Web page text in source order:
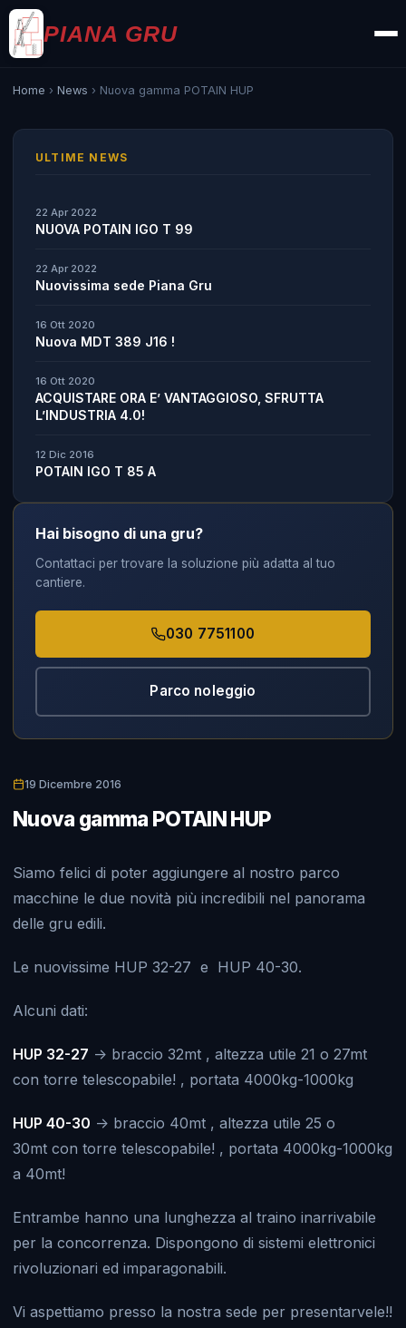
PIANA GRU
Home › News › Nuova gamma POTAIN HUP
19 Dicembre 2016
Nuova gamma POTAIN HUP
Siamo felici di poter aggiungere al nostro parco
macchine le due novità più incredibili nel panorama
delle gru edili.
Le nuovissime HUP 32-27 e HUP 40-30.
Alcuni dati:
HUP 32-27 -> braccio 32mt , altezza utile 21 o 27mt
con torre telescopabile! , portata 4000kg-1000kg
HUP 40-30 -> braccio 40mt , altezza utile 25 o
30mt con torre telescopabile! , portata 4000kg-1000kg
a 40mt!
Entrambe hanno una lunghezza al traino inarrivabile
per la concorrenza. Dispongono di sistemi elettronici
rivoluzionari ed imparagonabili.
Vi aspettiamo presso la nostra sede per presentarvele!!
ULTIME NEWS
22 Apr 2022
NUOVA POTAIN IGO T 99
22 Apr 2022
Nuovissima sede Piana Gru
16 Ott 2020
Nuova MDT 389 J16 !
16 Ott 2020
ACQUISTARE ORA E’ VANTAGGIOSO, SFRUTTA
L’INDUSTRIA 4.0!
12 Dic 2016
POTAIN IGO T 85 A
Hai bisogno di una gru?
Contattaci per trovare la soluzione più adatta al tuo
cantiere.
030 7751100
Parco noleggio